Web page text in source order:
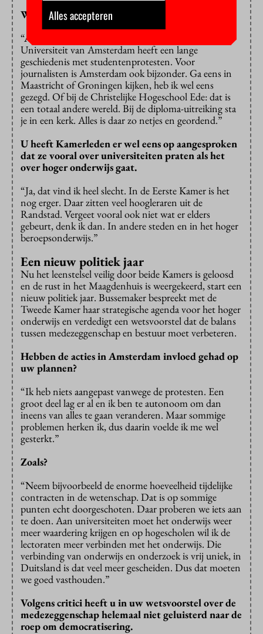
Was het een Amsterdams feestje?
“Amsterdam is natuurlijk licht ontvlambaar en de
Universiteit van Amsterdam heeft een lange
geschiedenis met studentenprotesten. Voor
journalisten is Amsterdam ook bijzonder. Ga eens in
Maastricht of Groningen kijken, heb ik wel eens
gezegd. Of bij de Christelijke Hogeschool Ede: dat is
een totaal andere wereld. Bij de diploma-uitreiking sta
je in een kerk. Alles is daar zo netjes en geordend.”
U heeft Kamerleden er wel eens op aangesproken
dat ze vooral over universiteiten praten als het
over hoger onderwijs gaat.
“Ja, dat vind ik heel slecht. In de Eerste Kamer is het
nog erger. Daar zitten veel hoogleraren uit de
Randstad. Vergeet vooral ook niet wat er elders
gebeurt, denk ik dan. In andere steden en in het hoger
beroepsonderwijs.”
Een nieuw politiek jaar
Nu het leenstelsel veilig door beide Kamers is geloosd
en de rust in het Maagdenhuis is weergekeerd, start een
nieuw politiek jaar. Bussemaker bespreekt met de
Tweede Kamer haar strategische agenda voor het hoger
onderwijs en verdedigt een wetsvoorstel dat de balans
tussen medezeggenschap en bestuur moet verbeteren.
Hebben de acties in Amsterdam invloed gehad op
uw plannen?
“Ik heb niets aangepast vanwege de protesten. Een
groot deel lag er al en ik ben te autonoom om dan
ineens van alles te gaan veranderen. Maar sommige
problemen herken ik, dus daarin voelde ik me wel
gesterkt.”
Zoals?
“Neem bijvoorbeeld de enorme hoeveelheid tijdelijke
contracten in de wetenschap. Dat is op sommige
punten echt doorgeschoten. Daar proberen we iets aan
te doen. Aan universiteiten moet het onderwijs weer
meer waardering krijgen en op hogescholen wil ik de
lectoraten meer verbinden met het onderwijs. Die
verbinding van onderwijs en onderzoek is vrij uniek, in
Duitsland is dat veel meer gescheiden. Dus dat moeten
we goed vasthouden.”
Volgens critici heeft u in uw wetsvoorstel over de
medezeggenschap helemaal niet geluisterd naar de
roep om democratisering.
Alles accepteren